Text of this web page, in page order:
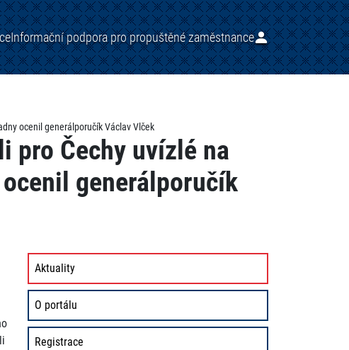
Informační podpora pro propuštěné zaměstnance
ocenil generálporučík Václav Vlček
pro Čechy uvízlé na
generálporučík
Aktuality
O portálu
Registrace